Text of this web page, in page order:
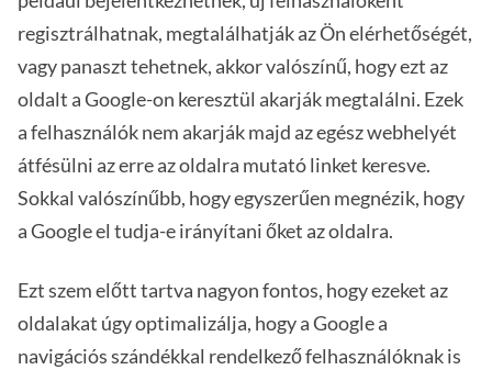
regisztrálhatnak, megtalálhatják az Ön elérhetőségét,
vagy panaszt tehetnek, akkor valószínű, hogy ezt az
oldalt a Google-on keresztül akarják megtalálni. Ezek
a felhasználók nem akarják majd az egész webhelyét
átfésülni az erre az oldalra mutató linket keresve.
Sokkal valószínűbb, hogy egyszerűen megnézik, hogy
a Google el tudja-e irányítani őket az oldalra.
Ezt szem előtt tartva nagyon fontos, hogy ezeket az
oldalakat úgy optimalizálja, hogy a Google a
navigációs szándékkal rendelkező felhasználóknak is